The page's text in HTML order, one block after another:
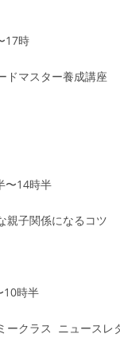
17時
ドマスター養成講座
〜14時半
子関係になるコツ
時半
クラス ニュースレ